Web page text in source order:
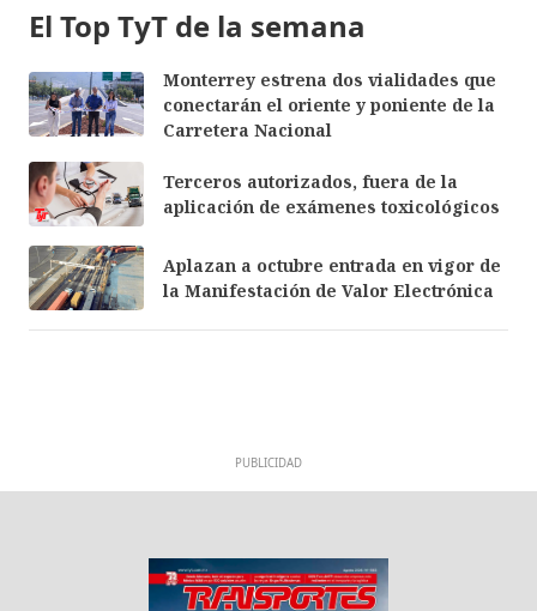
El Top TyT de la semana
Monterrey estrena dos vialidades que
conectarán el oriente y poniente de la
Carretera Nacional
Terceros autorizados, fuera de la
aplicación de exámenes toxicológicos
Aplazan a octubre entrada en vigor de
la Manifestación de Valor Electrónica
PUBLICIDAD